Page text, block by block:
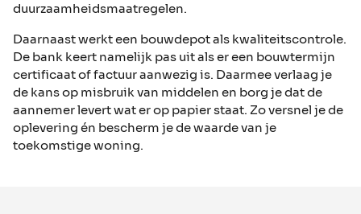
duurzaamheidsmaatregelen.
Daarnaast werkt een bouwdepot als kwaliteitscontrole.
De bank keert namelijk pas uit als er een bouwtermijn
certificaat of factuur aanwezig is. Daarmee verlaag je
de kans op misbruik van middelen en borg je dat de
aannemer levert wat er op papier staat. Zo versnel je de
oplevering én bescherm je de waarde van je
toekomstige woning.